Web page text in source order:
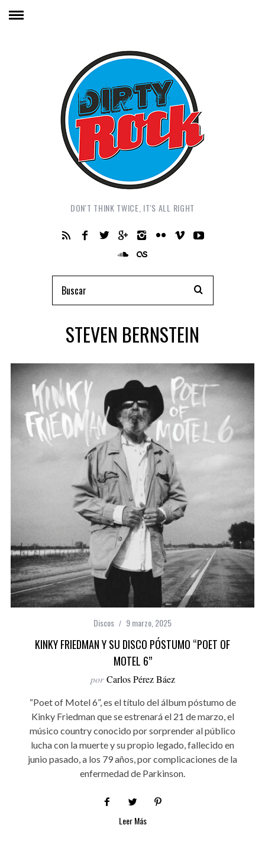
DON'T THINK TWICE, IT'S ALL RIGHT
STEVEN BERNSTEIN
Discos 9 marzo, 2025
KINKY FRIEDMAN Y SU DISCO PÓSTUMO “POET OF
MOTEL 6”
por Carlos Pérez Báez
“Poet of Motel 6”, es el título del álbum póstumo de
Kinky Friedman que se estrenará el 21 de marzo, el
músico country conocido por sorprender al público
lucha con la muerte y su propio legado, fallecido en
junio pasado, a los 79 años, por complicaciones de la
enfermedad de Parkinson.
Leer Más